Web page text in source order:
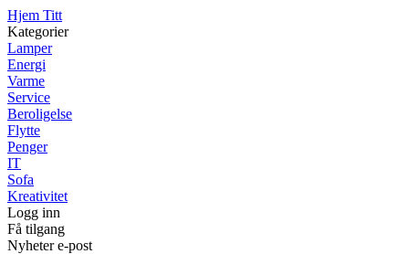
Hjem Titt
Kategorier
Lamper
Energi
Varme
Service
Beroligelse
Flytte
Penger
IT
Sofa
Kreativitet
Logg inn
Få tilgang
Nyheter e-post